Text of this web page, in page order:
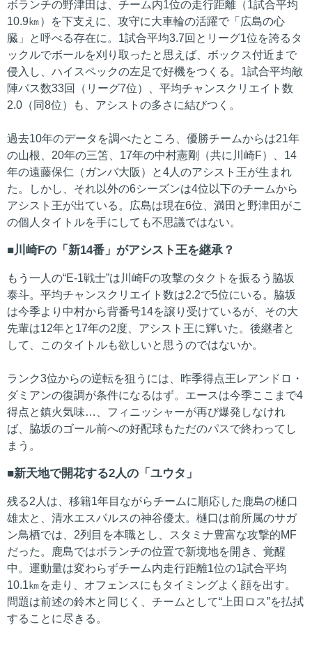
ボランチの野津田は、チーム内1位の走行距離（1試合平均
10.9㎞）を下支えに、攻守に大車輪の活躍で「広島の心
臓」と呼べる存在に。1試合平均3.7回とリーグ1位を誇るタ
ックルでボールを刈り取ったと思えば、ボックス付近まで
侵入し、ハイスペックの左足で好機をつくる。1試合平均敵
陣パス数33回（リーグ7位）、平均チャンスクリエイト数
2.0（同8位）も、アシストの多さに結びつく。
過去10年のデータを調べたところ、優勝チームからは21年
の山根、20年の三笘、17年の中村憲剛（共に川崎F）、14
年の遠藤保仁（ガンバ大阪）と4人のアシスト王が生まれ
た。しかし、それ以外の6シーズンは4位以下のチームから
アシスト王が出ている。広島は現在6位、満田と野津田がこ
の個人タイトルを手にしても不思議ではない。
川崎Fの「新14番」がアシスト王を継承？
もう一人の“E-1戦士”は川崎Fの攻撃のタクトを振るう脇坂
泰斗。平均チャンスクリエイト数は2.2で5位にいる。脇坂
は今季より中村から背番号14を譲り受けているが、その大
先輩は12年と17年の2度、アシスト王に輝いた。後継者と
して、このタイトルも欲しいと思うのではないか。
ランク3位からの逆転を狙うには、昨季得点王レアンドロ・
ダミアンの復調が条件になるはず。エースは今季ここまで4
得点と鎮火気味…、フィニッシャーが再び爆発しなけれ
ば、脇坂のゴール前への好配球もただのパスで終わってし
まう。
新天地で開花する2人の「ユウタ」
残る2人は、移籍1年目ながらチームに順応した鹿島の樋口
雄太と、清水エスパルスの神谷優太。樋口は前所属のサガ
ン鳥栖では、2列目を本職とし、スタミナ豊富な攻撃的MF
だった。鹿島ではボランチの位置で新境地を開き、覚醒
中。運動量は変わらずチーム内走行距離1位の1試合平均
10.1㎞を走り、オフェンスにもタイミングよく顔を出す。
問題は前述の鈴木と同じく、チームとして“上田ロス”を払拭
することに尽きる。